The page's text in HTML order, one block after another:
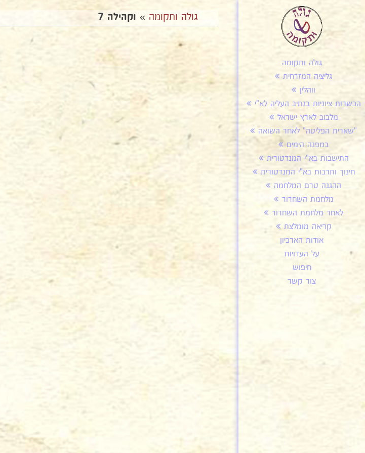
גולה ותקומה
גליציה המזרחית
ווהלין
הכשרות ציוניות בנתיב העליה לא"י
מלבוב לארץ ישראל
"שארית הפליטה" לאחר השואה
במפנה הימים
התישבות בא"י המנדטורית
חינוך ותרבות בא"י המנדטורית
ההגנה טרם המלחמה
מלחמת השחרור
לאחר מלחמת השחרור
קריאה מומלצת
אודות הארכיון
על העדויות
חיפוש
צור קשר
גולה ותקומה » וקהילה 7